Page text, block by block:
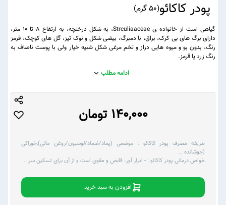
پودر کاکائو(50 گرم )
گیاهی است از خانواده ی Strculiaaceae، به شکل درختچه، به ارتفاع ۸ تا ۱۰ متر،
دارای برگ های بی کرک، براق، با دمبرگ، بیضی شکل و نوک تیز، گل های کوچک، قرمز
رنگ، بدون بو و میوه هایی دراز و تخم مرغی شکل شبیه خیار ولی با پوست ناصاف به
رنگ زرد یا قرمز.
ادامه مطلب
140,000 تومان
طریقه مصرف پودر کاکائو : موضعی (پماد/ضماد/لوسیون/روغن مالی),خوراکی
(جوشانده...
خواص درمانی پودر کاکائو : - ادرار آور، قابض و مقوی است و از آن برای تسکین سر...
افزودن به سبد خرید